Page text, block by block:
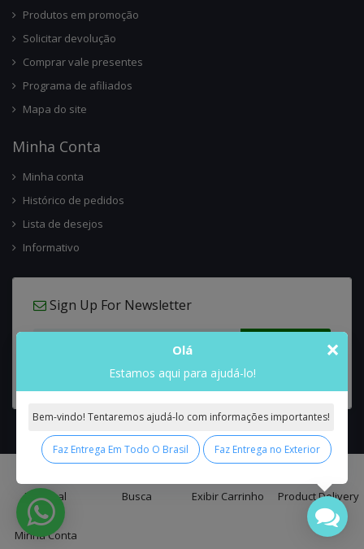
Principal Busca Exibir Carrinho Product Delivery
Minha Conta
Produtos em promoção
Solicitar devolução
Comprar vale presentes
Programa de afiliados
Mapa do site
Minha Conta
Minha conta
Histórico de pedidos
Lista de desejos
Informativo
Sign Up For Newsletter
Interflora Brasil Intercambio Floral Nacional e Internacional© 2026 All
Rights Reserved.
×
Olá
Estamos aqui para ajudá-lo!
Bem-vindo! Tentaremos ajudá-lo com informações importantes!
Faz Entrega Em Todo O Brasil Faz Entrega no Exterior
false